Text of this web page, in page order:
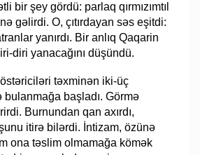
bir şey gördü: parlaq qırmızımtıl
gəlirdi. O, çıtırdayan səs eşitdi:
yanırdı. Bir anlıq Qaqarin
diri yanacağını düşündü.
təxminən iki-üç
başladı. Görmə
Burnundan qan axırdı,
itirə bilərdi. İntizam, özünə
ona təslim olmamağa kömək